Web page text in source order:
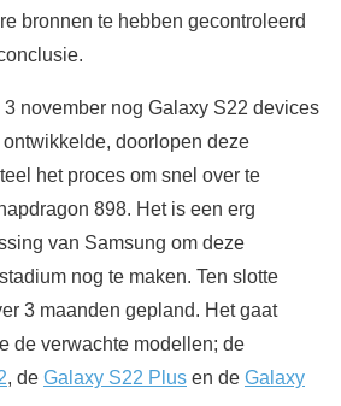
bronnen te hebben gecontroleerd
november nog Galaxy S22 devices
doorlopen deze
het proces om snel over te
898. Het is een erg
van Samsung om deze
nog te maken. Ten slotte
3 maanden gepland. Het gaat
de verwachte modellen; de
, de Galaxy S22 Plus en de Galaxy